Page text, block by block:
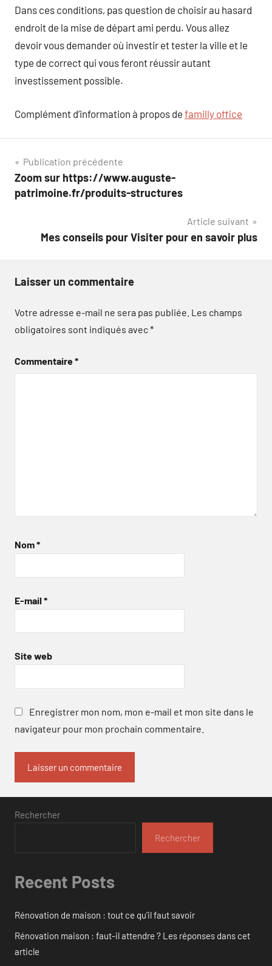
Dans ces conditions, pas question de choisir au hasard
endroit de la mise de départ ami perdu. Vous allez
devoir vous demander où investir et tester la ville et le
type de correct qui vous feront réussir autant
investissement possible.
Complément d’information à propos de familly office
Navigation
de
Publication précédente
Zoom sur https://www.auguste-
patrimoine.fr/produits-structures
Article suivant
Mes conseils pour Visiter pour en savoir plus
Laisser un commentaire
Votre adresse e-mail ne sera pas publiée. Les champs
obligatoires sont indiqués avec*
Commentaire*
Nom*
E-mail *
Site web
Enregistrer mon nom, mon e-mail et mon site dans le
navigateur pour mon prochain commentaire.
Rechercher
Rechercher
Recent Posts
Rénovation de maison : tout ce qu’il faut savoir
Rénovation maison : faut-il attendre ? Les réponses dans cet
article